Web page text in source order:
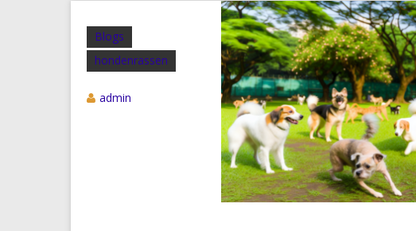
Blogs
hondenrassen
admin